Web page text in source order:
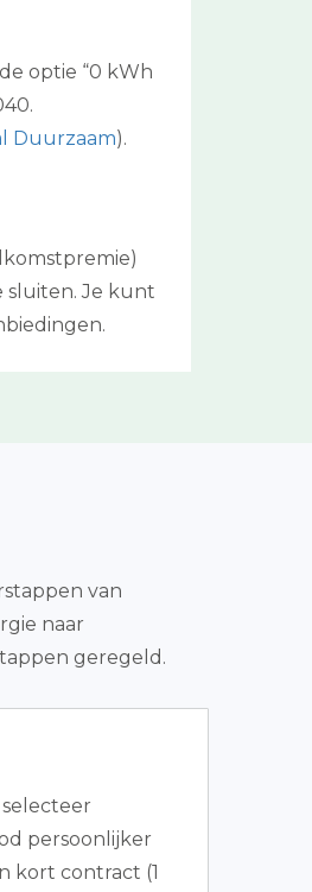
optie “0 kWh
Duurzaam).
sluiten. Je kunt
van
naar
geregeld.
selecteer
persoonlijker
kort contract (1